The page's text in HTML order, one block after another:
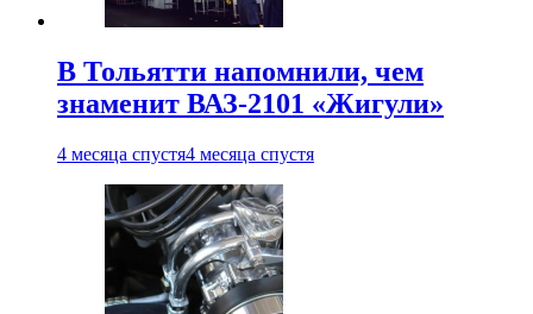
В Тольятти напомнили, чем
знаменит ВАЗ-2101 «Жигули»
4 месяца спустя4 месяца спустя